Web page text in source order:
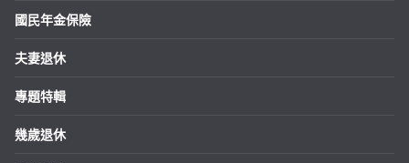
國民年金保險
夫妻退休
專題特輯
幾歲退休